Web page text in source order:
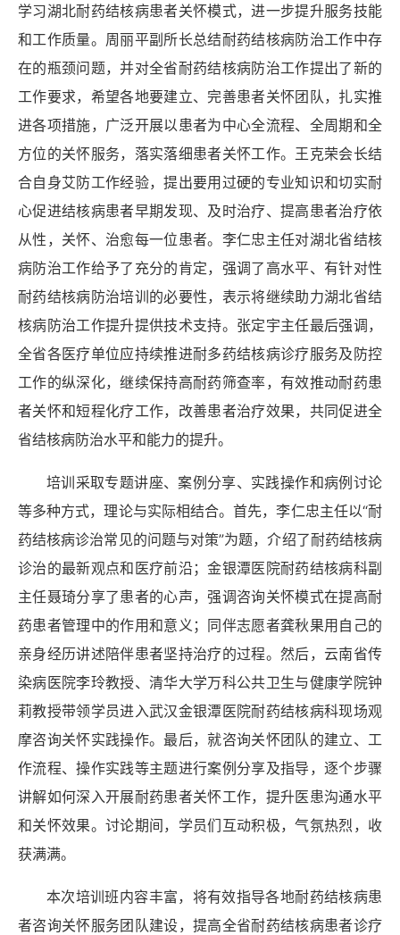
学习湖北耐药结核病患者关怀模式，进一步提升服务技能
和工作质量。周丽平副所长总结耐药结核病防治工作中存
在的瓶颈问题，并对全省耐药结核病防治工作提出了新的
工作要求，希望各地要建立、完善患者关怀团队，扎实推
进各项措施，广泛开展以患者为中心全流程、全周期和全
方位的关怀服务，落实落细患者关怀工作。王克荣会长结
合自身艾防工作经验，提出要用过硬的专业知识和切实耐
心促进结核病患者早期发现、及时治疗、提高患者治疗依
从性，关怀、治愈每一位患者。李仁忠主任对湖北省结核
病防治工作给予了充分的肯定，强调了高水平、有针对性
耐药结核病防治培训的必要性，表示将继续助力湖北省结
核病防治工作提升提供技术支持。张定宇主任最后强调，
全省各医疗单位应持续推进耐多药结核病诊疗服务及防控
工作的纵深化，继续保持高耐药筛查率，有效推动耐药患
者关怀和短程化疗工作，改善患者治疗效果，共同促进全
省结核病防治水平和能力的提升。
培训采取专题讲座、案例分享、实践操作和病例讨论
等多种方式，理论与实际相结合。首先，李仁忠主任以“耐
药结核病诊治常见的问题与对策”为题，介绍了耐药结核病
诊治的最新观点和医疗前沿；金银潭医院耐药结核病科副
主任聂琦分享了患者的心声，强调咨询关怀模式在提高耐
药患者管理中的作用和意义；同伴志愿者龚秋果用自己的
亲身经历讲述陪伴患者坚持治疗的过程。然后，云南省传
染病医院李玲教授、清华大学万科公共卫生与健康学院钟
莉教授带领学员进入武汉金银潭医院耐药结核病科现场观
摩咨询关怀实践操作。最后，就咨询关怀团队的建立、工
作流程、操作实践等主题进行案例分享及指导，逐个步骤
讲解如何深入开展耐药患者关怀工作，提升医患沟通水平
和关怀效果。讨论期间，学员们互动积极，气氛热烈，收
获满满。
本次培训班内容丰富，将有效指导各地耐药结核病患
者咨询关怀服务团队建设，提高全省耐药结核病患者诊疗